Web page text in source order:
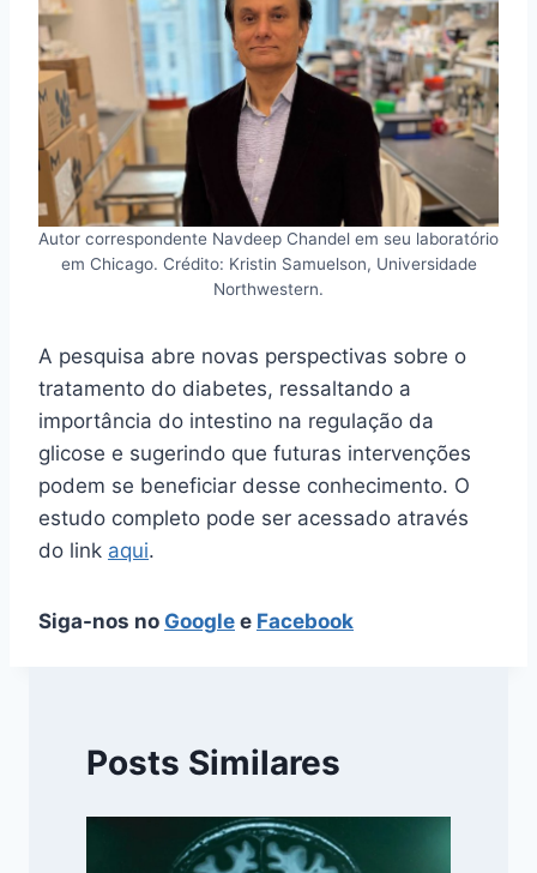
Autor correspondente Navdeep Chandel em seu laboratório
em Chicago. Crédito: Kristin Samuelson, Universidade
Northwestern.
A pesquisa abre novas perspectivas sobre o
tratamento do diabetes, ressaltando a
importância do intestino na regulação da
glicose e sugerindo que futuras intervenções
podem se beneficiar desse conhecimento. O
estudo completo pode ser acessado através
do link aqui.
Siga-nos no Google e Facebook
Posts Similares